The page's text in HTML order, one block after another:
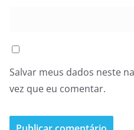
Salvar meus dados neste
vez que eu comentar.